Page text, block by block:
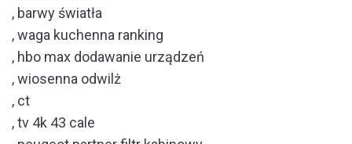
, barwy światła
, waga kuchenna ranking
, hbo max dodawanie urządzeń
, wiosenna odwilż
, ct
, tv 4k 43 cale